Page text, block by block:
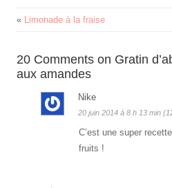
« Limonade à la fraise
20 Comments on Gratin
aux amandes
Nike
20 juin 2014 à 8 h 13 min
C’est une super
fruits !